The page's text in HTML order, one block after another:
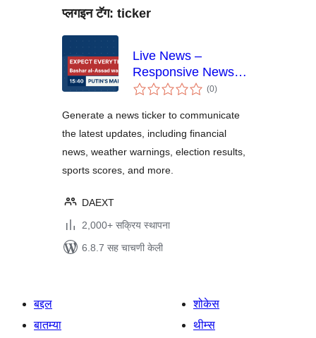
प्लगइन टॅग: ticker
Live News –
Responsive News
Ticker
(0एकूण
मूल्यांकन
)
Generate a news ticker to communicate
the latest updates, including financial
news, weather warnings, election results,
sports scores, and more.
DAEXT
2,000+ सक्रिय स्थापना
6.8.7 सह चाचणी केली
बद्दल
बातम्या
शोकेस
थीम्स